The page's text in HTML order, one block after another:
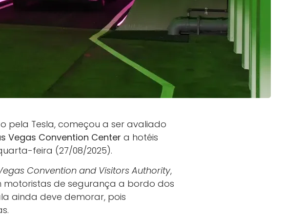
pela Tesla, começou a ser avaliado
Vegas Convention Center a hotéis
feira (27/08/2025).
Convention and Visitors Authority,
motoristas de segurança a bordo dos
ainda deve demorar, pois